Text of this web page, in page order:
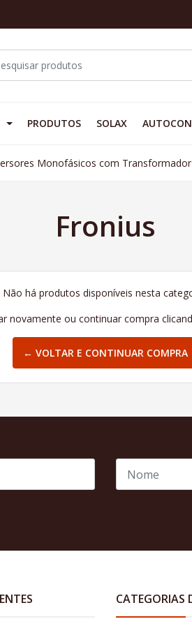
PRODUTOS SOLAX
Monofásicos com Transformador
Fronius
Não há produtos disponíveis nesta
novamente ou continuar compra
← VOLTAR E CONTINUAR COMPRA
CATEGORIAS